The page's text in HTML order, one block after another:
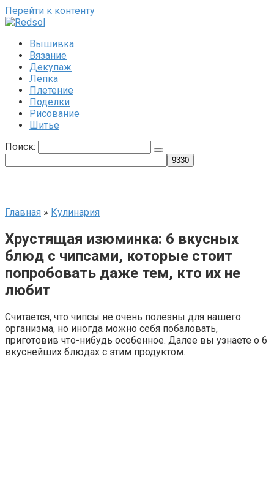
Перейти к контенту
Вышивка
Вязание
Декупаж
Лепка
Плетение
Поделки
Рисование
Шитье
Поиск:
Главная » Кулинария
Хрустящая изюминка: 6 вкусных
блюд с чипсами, которые стоит
попробовать даже тем, кто их не
любит
Считается, что чипсы не очень полезны для нашего
организма, но иногда можно себя побаловать,
приготовив что-нибудь особенное. Далее вы узнаете о 6
вкуснейших блюдах с этим продуктом.